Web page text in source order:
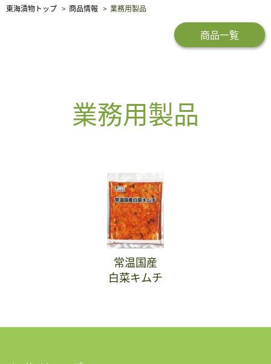
東海漬物トップ 商品情報 業務用製品
商品一覧
業務用製品
常温国産
白菜キムチ